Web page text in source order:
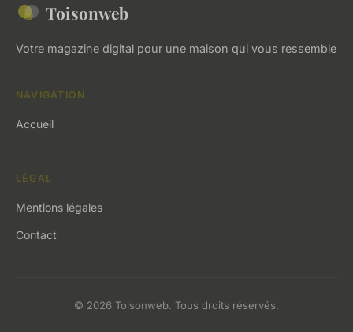
Toisonweb
Votre magazine digital pour une maison qui vous ressemble
NAVIGATION
Accueil
LÉGAL
Mentions légales
Contact
© 2026 Toisonweb. Tous droits réservés.